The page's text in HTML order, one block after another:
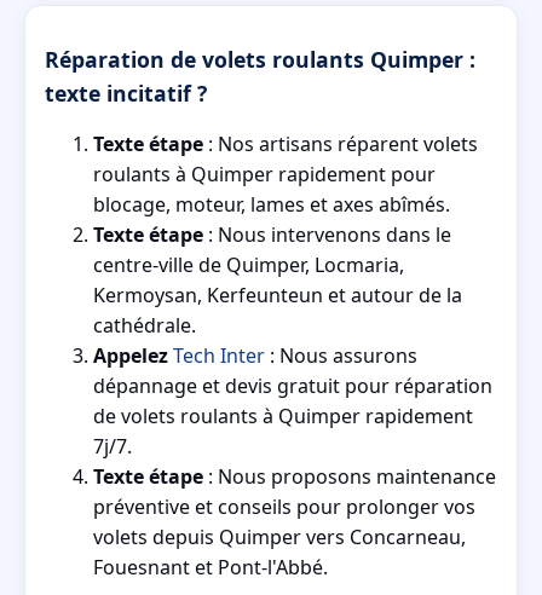
Réparation de volets roulants Quimper :
texte incitatif ?
Texte étape : Nos artisans réparent volets
roulants à Quimper rapidement pour
blocage, moteur, lames et axes abîmés.
Texte étape : Nous intervenons dans le
centre-ville de Quimper, Locmaria,
Kermoysan, Kerfeunteun et autour de la
cathédrale.
AppelezTech Inter : Nous assurons
dépannage et devis gratuit pour réparation
de volets roulants à Quimper rapidement
7j/7.
Texte étape : Nous proposons maintenance
préventive et conseils pour prolonger vos
volets depuis Quimper vers Concarneau,
Fouesnant et Pont-l'Abbé.